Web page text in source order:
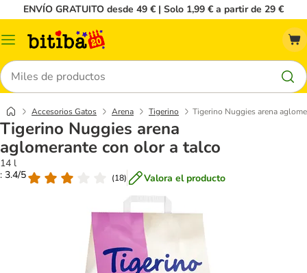
ENVÍO GRATUITO desde 49 € | Solo 1,99 € a partir de 29 €
Menú
Buscar
Accesorios Gatos Arena Tigerino Tigerino Nuggies arena
Tigerino Nuggies arena
aglomerante con olor a talco
14 l
: 3.4/5
(18) Valora el producto